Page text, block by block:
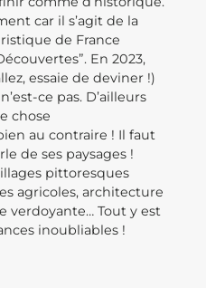
car il s’agit de la
de France
En 2023,
essaie de deviner !)
ce pas. D’ailleurs
chose
au contraire ! Il faut
de ses paysages !
pittoresques
agricoles, architecture
verdoyante… Tout y est
inoubliables !